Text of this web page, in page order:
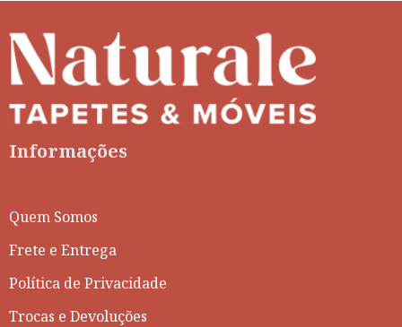
Informações
Quem Somos
Frete e Entrega
Política de Privacidade
Trocas e Devoluções